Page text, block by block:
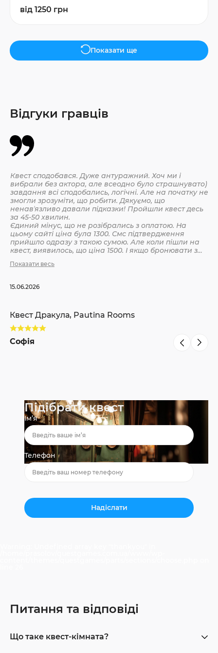
від 1250 грн
Показати ще
Відгуки гравців
Квест сподобався. Дуже антуражний. Хоч ми і
вибрали без актора, але всеодно було страшнувато)
завдання всі сподобались, логічні. Але на початку не
змогли зрозуміти, що робити. Дякуємо, що
ненавʼязливо давали підказки! Пройшли квест десь
за 45-50 хвилин.
Єдиний мінус, що не розібрались з оплатою. На
цьому сайті ціна була 1300. Смс підтвердження
прийшло одразу з такою сумою. Але коли пішли на
квест, виявилось, що ціна 1500. І якщо бронювати з
невелика, але всеодно уточнюйте при бронюванні
Показати весь
15.06.2026
Квест Дракула, Pautina Rooms
Софія
Підібрати квест
Ім’я
Телефон
Питання та відповіді
Що таке квест-кімната?